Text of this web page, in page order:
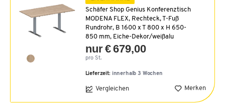
Schäfer Shop Genius Konferenztisch
MODENA FLEX, Rechteck, T-Fuß
Rundrohr, B 1600 x T 800 x H 650-
850 mm, Eiche-Dekor/weißalu
nur € 679,00
pro St.
Lieferzeit: innerhalb 3 Wochen
Vergleichen Merken